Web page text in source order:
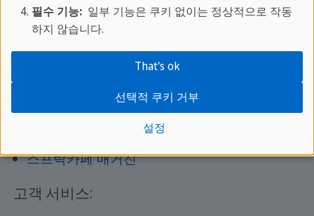
어학 프로그램 안내
스프락카페에 대하여
학교별 코스 및 가격 알아보기
스프락카페 매거진
고객 서비스:
필수 기능:일부 기능은 쿠키 없이는 정상적으로 작동
하지 않습니다.
설정
선택적 쿠키 거부
That's ok